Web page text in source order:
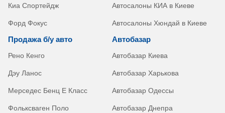
Киа Спортейдж
Форд Фокус
Продажа б/у авто
Рено Кенго
Дэу Ланос
Мерседес Бенц Е Класс
Фольксваген Поло
Автосалоны КИА в Киеве
Автосалоны Хюндай в Киеве
Автобазар
Автобазар Киева
Автобазар Харькова
Автобазар Одессы
Автобазар Днепра